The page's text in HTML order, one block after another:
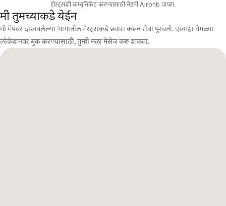
होस्ट्सशी कम्युनिकेट करण्यासाठी नेहमी Airbnb वापरा.
मी तुमच्याकडे येईन
मी मॅपवर दाखवलेल्या भागातील गेस्ट्सकडे प्रवास करून सेवा पुरवतो. एखाद्या वेगळ्या
लोकेशनवर बुक करण्यासाठी, तुम्ही मला मेसेज करू शकता.